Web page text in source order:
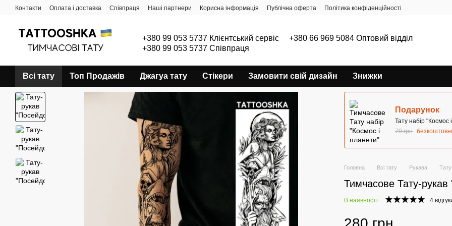
Перейти до основного контенту
Контакти Оплата і доставка Співпраця Наші партнери Корисна інформація Публічна оферта Політика конфіденційності
+380 99 053 5737 Клієнтський сервіс
+380 66 969 5084 Оптовий відділ
+380 99 053 5737 Співпраця
Всі тату Топ Продажів Джагуа тату Стікери Замовити свій дизайн Знижки
Подарунок
Тату набір "Космос
79 грн
Головна Всі тату Рукава
Тимчасове Тату-рукав
В наявності 4